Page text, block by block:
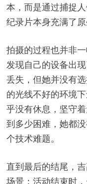
本，而是通过捕捉
纪录片本身充满了原
拍摄的过程也并非
发现自己的设备出
丢失，但她并没有
的光线不好的环境
乎没有休息，坚守
到多少困难，她都
个技术难题。
直到最后的结尾，
场景：活动结束时